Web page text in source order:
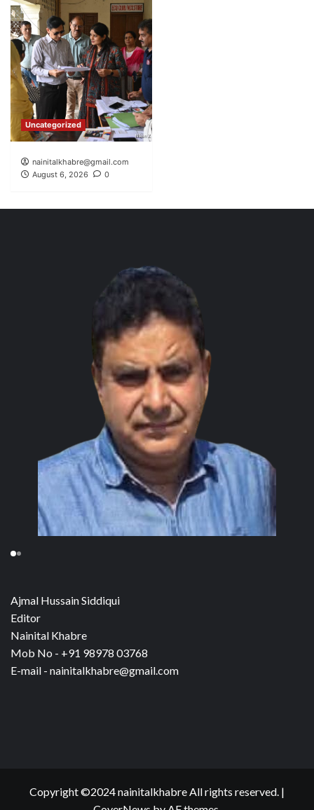
Uncategorized
nainitalkhabre@gmail.com
August 6, 2026
0
Ajmal Hussain Siddiqui
Editor
Nainital Khabre
Mob No - +91 98978 03768
E-mail - nainitalkhabre@gmail.com
Copyright ©2024 nainitalkhabre All rights reserved. |